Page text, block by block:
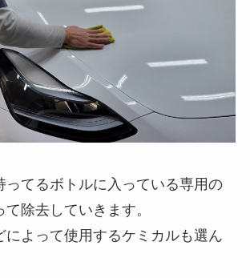
ってるボトルに入っている専用の
除去していきます。
によって使用するケミカルも選ん